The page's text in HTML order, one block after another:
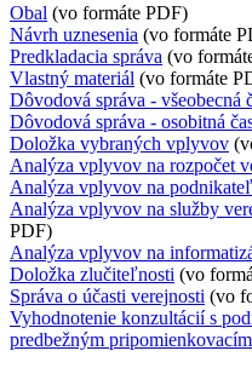
Obal (vo formáte PDF)
Návrh uznesenia (vo formáte
Predkladacia správa (vo
Vlastný materiál (vo formáte
Dôvodová správa - všeobecná
Dôvodová správa - osobitná
Doložka vybraných vplyvov
Analýza vplyvov na rozpočet
Analýza vplyvov na
Analýza vplyvov na služby
PDF)
Analýza vplyvov na
Doložka zlučiteľnosti (vo
Správa o účasti verejnosti (vo
Vyhodnotenie konzultácií s
predbežným